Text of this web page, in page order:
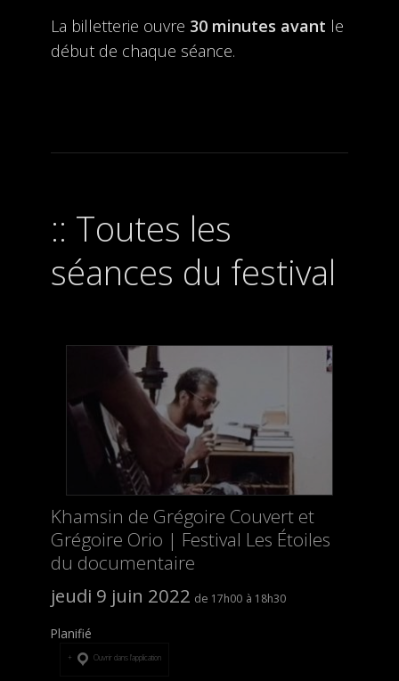
La billetterie ouvre 30 minutes avant le
début de chaque séance.
Toutes les
séances du festival
Khamsin de Grégoire Couvert et
Grégoire Orio | Festival Les Étoiles
du documentaire
jeudi 9 juin 2022
17h00 18h30
Planifié
Ouvrir dans l’application